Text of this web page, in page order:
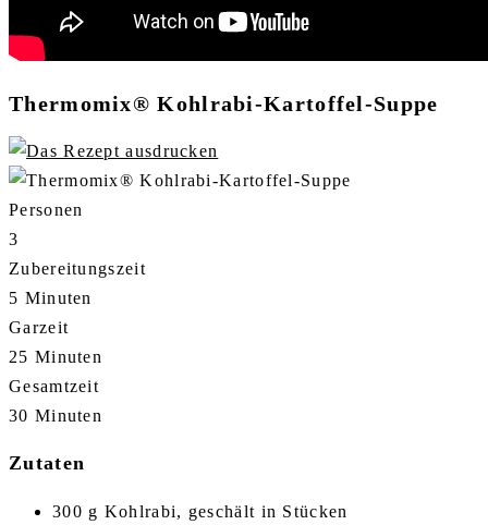
Thermomix® Kohlrabi-Kartoffel-Suppe
Personen
3
Zubereitungszeit
5 Minuten
Garzeit
25 Minuten
Gesamtzeit
30 Minuten
Zutaten
300 g Kohlrabi, geschält in Stücken